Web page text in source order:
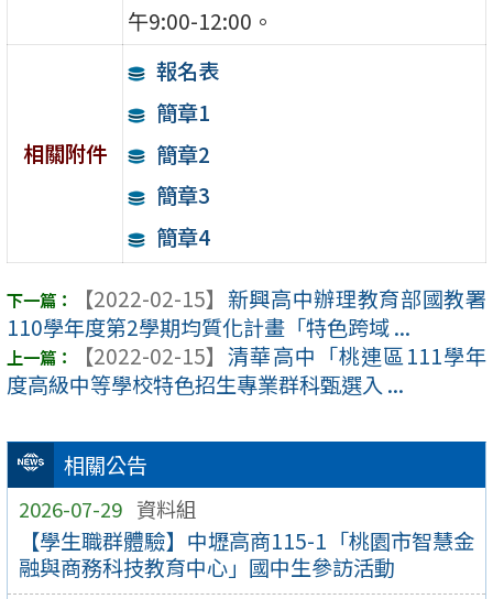
相關公告
2026-07-29 資料組
【學生職群體驗】中壢高商115-1「桃園市智慧金
融與商務科技教育中心」國中生參訪活動
午9:00-12:00。
相關附件
報名表
簡章1
簡章2
簡章3
簡章4
【2022-02-15】 新興高中辦理教育部國教署
110學年度第2學期均質化計畫「特色跨域 ...
【2022-02-15】 清華高中「桃連區111學年
度高級中等學校特色招生專業群科甄選入 ...